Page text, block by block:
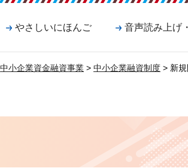
やさしいにほんご 音声読み上げ
中小企業資金融資事業 > 中小企業融資制度 > 新